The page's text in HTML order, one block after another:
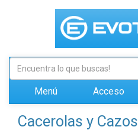
Menú Acceso
Cacerolas y Cazos